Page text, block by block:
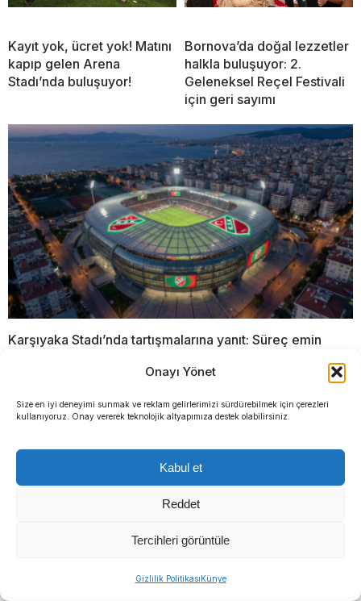
Onayı Yönet
Size en iyi deneyimi sunmak ve reklam gelirlerimizi sürdürebilmek için çerezleri
kullanıyoruz. Onay vererek teknolojik altyapımıza destek olabilirsiniz.
Kabul et
Reddet
Tercihleri görüntüle
Gizlilik PolitikasıKünye
Kayıt yok, ücret yok! Matını
kapıp gelen Arena
Stadı’nda buluşuyor!
Bornova’da doğal lezzetler
halkla buluşuyor: 2.
Geleneksel Reçel Festivali
için geri sayımı
Karşıyaka Stadı’nda tartışmalarına yanıt: Süreç emin
YORUMLAR